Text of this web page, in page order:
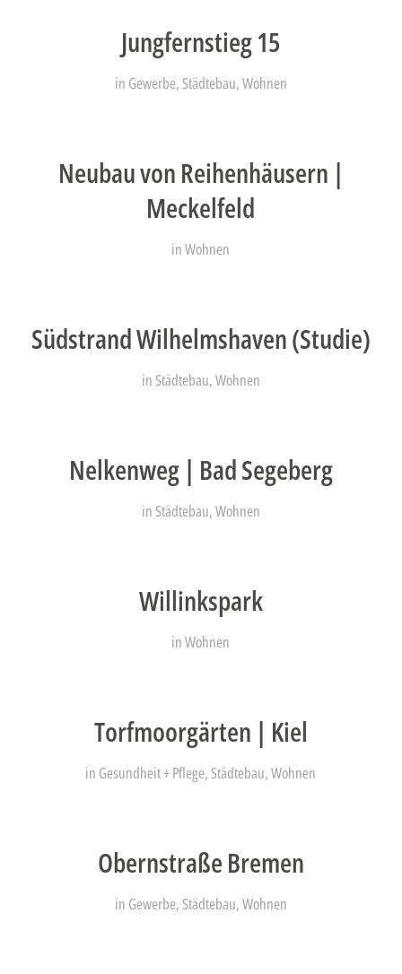
Jungfernstieg 15
in Gewerbe,Städtebau,Wohnen
Neubau von Reihenhäusern |
Meckelfeld
inWohnen
Südstrand Wilhelmshaven (Studie)
inStädtebau,Wohnen
Nelkenweg | Bad Segeberg
inStädtebau,Wohnen
Willinkspark
inWohnen
Torfmoorgärten | Kiel
in Gesundheit + Pflege,Städtebau,Wohnen
Obernstraße Bremen
in Gewerbe,Städtebau,Wohnen